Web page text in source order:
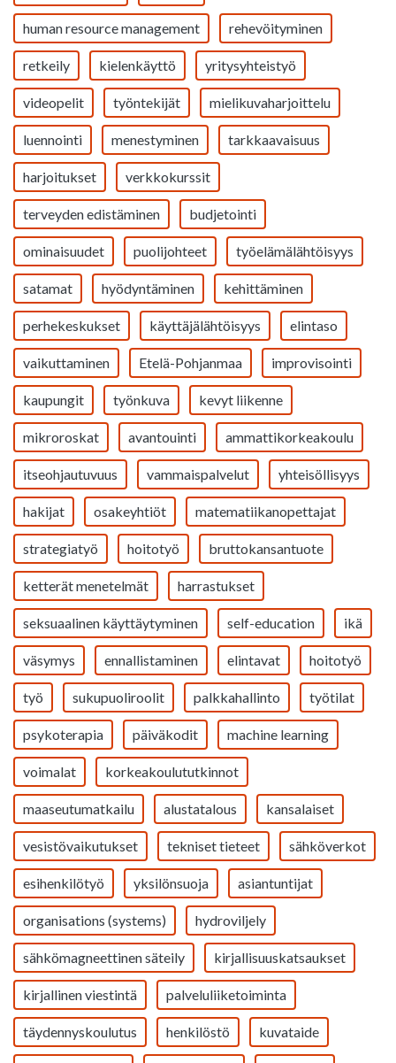
human resource management rehevöityminen
retkeily kielenkäyttö yritysyhteistyö
videopelit työntekijät mielikuvaharjoittelu
luennointi menestyminen tarkkaavaisuus
harjoitukset verkkokurssit
terveyden edistäminen budjetointi
ominaisuudet puolijohteet työelämälähtöisyys
satamat hyödyntäminen kehittäminen
perhekeskukset käyttäjälähtöisyys elintaso
vaikuttaminen Etelä-Pohjanmaa improvisointi
kaupungit työnkuva kevyt liikenne
mikroroskat avantouinti ammattikorkeakoulu
itseohjautuvuus vammaispalvelut yhteisöllisyys
hakijat osakeyhtiöt matematiikanopettajat
strategiatyö hoitotyö bruttokansantuote
ketterät menetelmät harrastukset
seksuaalinen käyttäytyminen self-education ikä
väsymys ennallistaminen elintavat hoitotyö
työ sukupuoliroolit palkkahallinto työtilat
psykoterapia päiväkodit machine learning
voimalat korkeakoulututkinnot
maaseutumatkailu alustatalous kansalaiset
vesistövaikutukset tekniset tieteet sähköverkot
esihenkilötyö yksilönsuoja asiantuntijat
organisations (systems) hydroviljely
sähkömagneettinen säteily kirjallisuuskatsaukset
kirjallinen viestintä palveluliiketoiminta
täydennyskoulutus henkilöstö kuvataide